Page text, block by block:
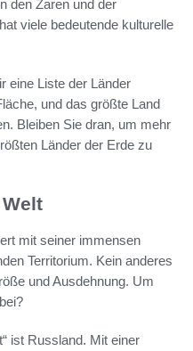
den Zaren und der
viele bedeutende kulturelle
eine Liste der Länder
und das größte Land
Bleiben Sie dran, um mehr
Länder der Erde zu
mit seiner immensen
Territorium. Kein anderes
und Ausdehnung. Um
ist Russland. Mit einer